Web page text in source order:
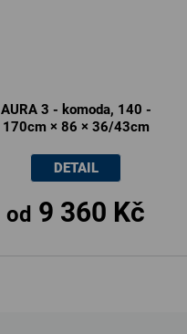
AURA 3 - komoda, 140 -
170cm × 86 × 36/43cm
od 9 360 Kč
DETAIL